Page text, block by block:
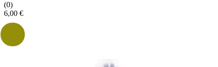
(0)
6,00 €